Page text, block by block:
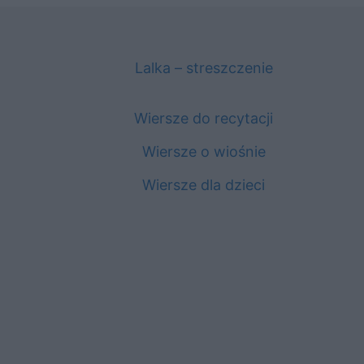
Lalka – streszczenie
Wiersze do recytacji
Wiersze o wiośnie
Wiersze dla dzieci